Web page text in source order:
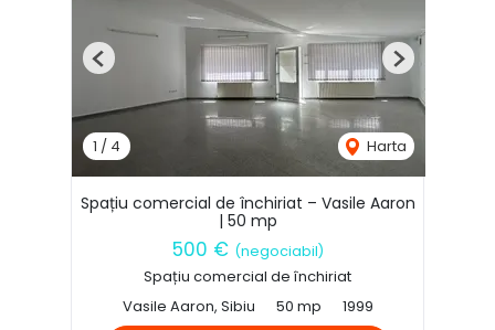
1 / 4 Harta
Previous Next
Spațiu comercial de închiriat – Vasile Aaron
| 50 mp
500 € (negociabil)
Spațiu comercial de închiriat
Vasile Aaron, Sibiu
50 mp 1999